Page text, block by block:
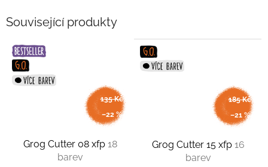
Související produkty
135 Kč
–22 %
Grog Cutter 08 xfp 18
barev
185 Kč
–21 %
Grog Cutter 15 xfp 16
barev